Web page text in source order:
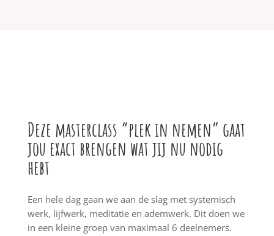
Deze masterclass “plek in nemen” gaat
jou exact brengen wat jij nu nodig
hebt
Een hele dag gaan we aan de slag met systemisch
werk, lijfwerk, meditatie en ademwerk. Dit doen we
in een kleine groep van maximaal 6 deelnemers.